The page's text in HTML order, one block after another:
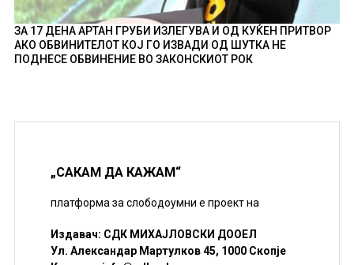
ЗА 17 ДЕНА АРТАН ГРУБИ ИЗЛЕГУВА И ОД КУЌЕН ПРИТВОР
АКО ОБВИНИТЕЛОТ КОЈ ГО ИЗВАДИ ОД ШУТКА НЕ
ПОДНЕСЕ ОБВИНЕНИЕ ВО ЗАКОНСКИОТ РОК
„САКАМ ДА КАЖАМ“
платформа за слободоумни е проект на
Издавач: СДК МИХАЈЛОВСКИ ДООЕЛ
Ул. Александар Мартулков 45, 1000 Скопје